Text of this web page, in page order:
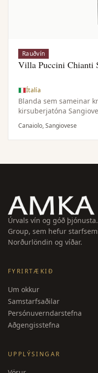
Rauðvín
Villa Puccini Chianti
Ítalía
Blanda sem sameinar
kirsuberjatóna
einkenni Canaiolo —
Canaiolo, Sangiovese
Úrvals vín og góð
Group, sem hefur
Norðurlöndin og víðar.
FYRIRTÆKIÐ
Um okkur
Samstarfsaðilar
Persónuverndarstefna
Aðgengisstefna
UPPLÝSINGAR